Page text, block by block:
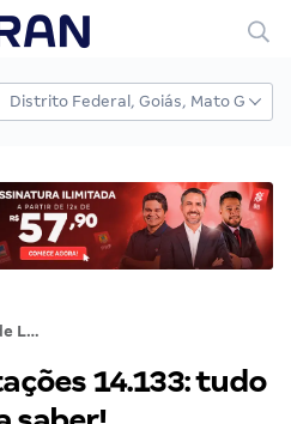
Nova Lei de Licitações 14.133: tudo que você precisa saber!
14.133: tudo